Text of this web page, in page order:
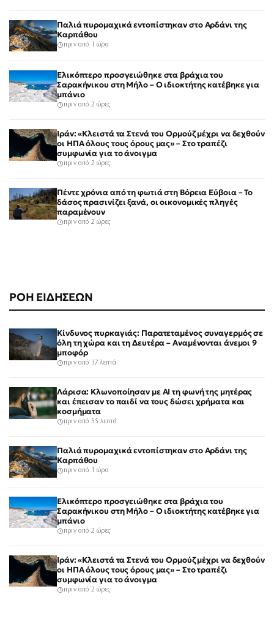
ΡΟΗ ΕΙΔΗΣΕΩΝ
Κίνδυνος πυρκαγιάς: Παρατεταμένος συναγερμός σε
όλη τη χώρα και τη Δευτέρα – Αναμένονται άνεμοι 9
μποφόρ
πριν από 37 λεπτά
Λάρισα: Κλωνοποίησαν με AI τη φωνή της μητέρας
και έπεισαν το παιδί να τους δώσει χρήματα και
κοσμήματα
πριν από 55 λεπτά
Παλιά πυρομαχικά εντοπίστηκαν στο Αρδάνι της
Καρπάθου
πριν από 1 ώρα
Ελικόπτερο προσγειώθηκε στα βράχια του
Σαρακήνικου στη Μήλο – Ο ιδιοκτήτης κατέβηκε για
μπάνιο
πριν από 2 ώρες
Ιράν: «Κλειστά τα Στενά του Ορμούζ μέχρι να δεχθούν
οι ΗΠΑ όλους τους όρους μας» – Στο τραπέζι
συμφωνία για το άνοιγμα
πριν από 2 ώρες
Παλιά πυρομαχικά εντοπίστηκαν στο Αρδάνι της
Καρπάθου
πριν από 1 ώρα
Ελικόπτερο προσγειώθηκε στα βράχια του
Σαρακήνικου στη Μήλο – Ο ιδιοκτήτης κατέβηκε για
μπάνιο
πριν από 2 ώρες
Ιράν: «Κλειστά τα Στενά του Ορμούζ μέχρι να δεχθούν
οι ΗΠΑ όλους τους όρους μας» – Στο τραπέζι
συμφωνία για το άνοιγμα
πριν από 2 ώρες
Πέντε χρόνια από τη φωτιά στη Βόρεια Εύβοια – Το
δάσος πρασινίζει ξανά, οι οικονομικές πληγές
παραμένουν
πριν από 2 ώρες